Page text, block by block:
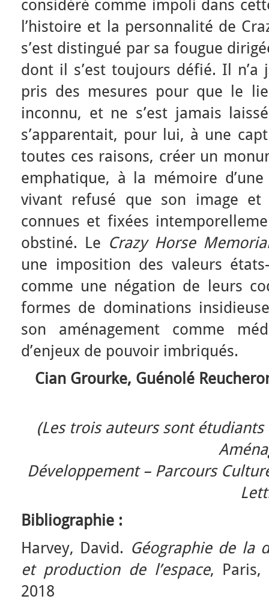
considéré comme impoli dans
l’histoire et la personnalité de
s’est distingué par sa fougue
dont il s’est toujours défié. Il n’a
pris des mesures pour que le
inconnu, et ne s’est jamais
s’apparentait, pour lui, à une
toutes ces raisons, créer un
emphatique, à la mémoire
vivant refusé que son image
connues et fixées
obstiné. Le Crazy Horse
une imposition des valeurs
comme une négation de leurs
formes de dominations
son aménagement comme
d’enjeux de pouvoir imbriqués.
Cian Grourke, Guénolé
(Les trois auteurs sont
Développement – Parcours
Bibliographie :
Harvey, David. Géographie de la
et production de l’espace, Paris,
2018